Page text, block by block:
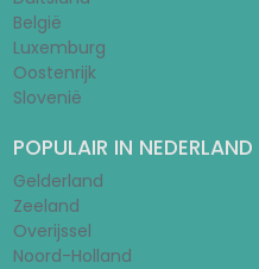
België
Luxemburg
Oostenrijk
Slovenië
POPULAIR IN NEDERLAND
Gelderland
Zeeland
Overijssel
Noord-Holland